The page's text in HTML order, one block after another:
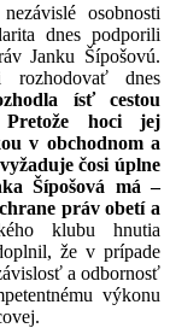
osobnosti
dnes podporili
Janku Šípošovú.
rozhodovať dnes
ísť cestou
hoci jej
v obchodnom a
čosi úplne
Šípošová má –
práv obetí a
klubu hnutia
že v prípade
a odbornosť
výkonu